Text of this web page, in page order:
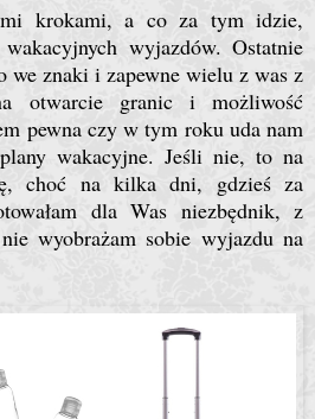
krokami, a co za tym idzie,
wyjazdów. Ostatnie
we znaki i zapewne wielu z was z
otwarcie granic i możliwość
pewna czy w tym roku uda nam
wakacyjne. Jeśli nie, to na
choć na kilka dni, gdzieś za
dla Was niezbędnik, z
wyobrażam sobie wyjazdu na